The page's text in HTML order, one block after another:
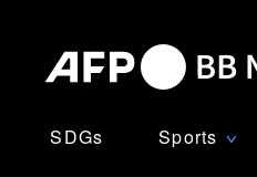
SDGs Sports ∨